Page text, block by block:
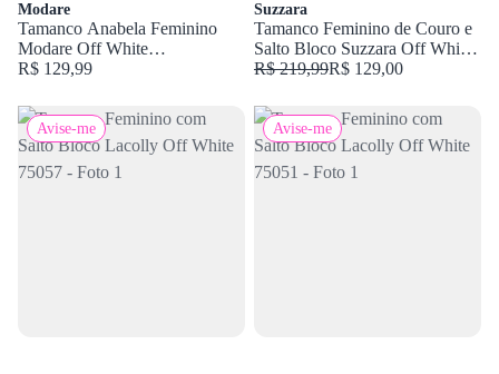
Modare
Tamanco Anabela Feminino
Modare Off White
7189.101.18462
R$ 129,99
Suzzara
Tamanco Feminino de Couro e
Salto Bloco Suzzara Off White
77402
R$ 219,99R$ 129,00
Avise-me Avise-me